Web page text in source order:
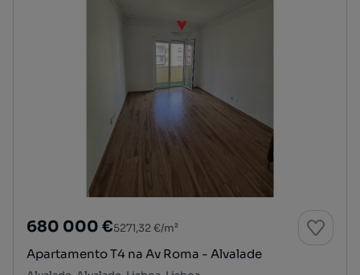
680 000 €5271,32 €/m²
Apartamento T4 na Av Roma - Alvalade